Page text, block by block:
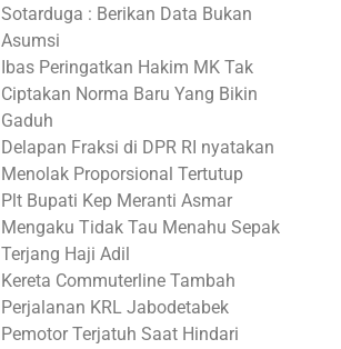
Sotarduga : Berikan Data Bukan
Asumsi
Ibas Peringatkan Hakim MK Tak
Ciptakan Norma Baru Yang Bikin
Gaduh
Delapan Fraksi di DPR RI nyatakan
Menolak Proporsional Tertutup
Plt Bupati Kep Meranti Asmar
Mengaku Tidak Tau Menahu Sepak
Terjang Haji Adil
Kereta Commuterline Tambah
Perjalanan KRL Jabodetabek
Pemotor Terjatuh Saat Hindari